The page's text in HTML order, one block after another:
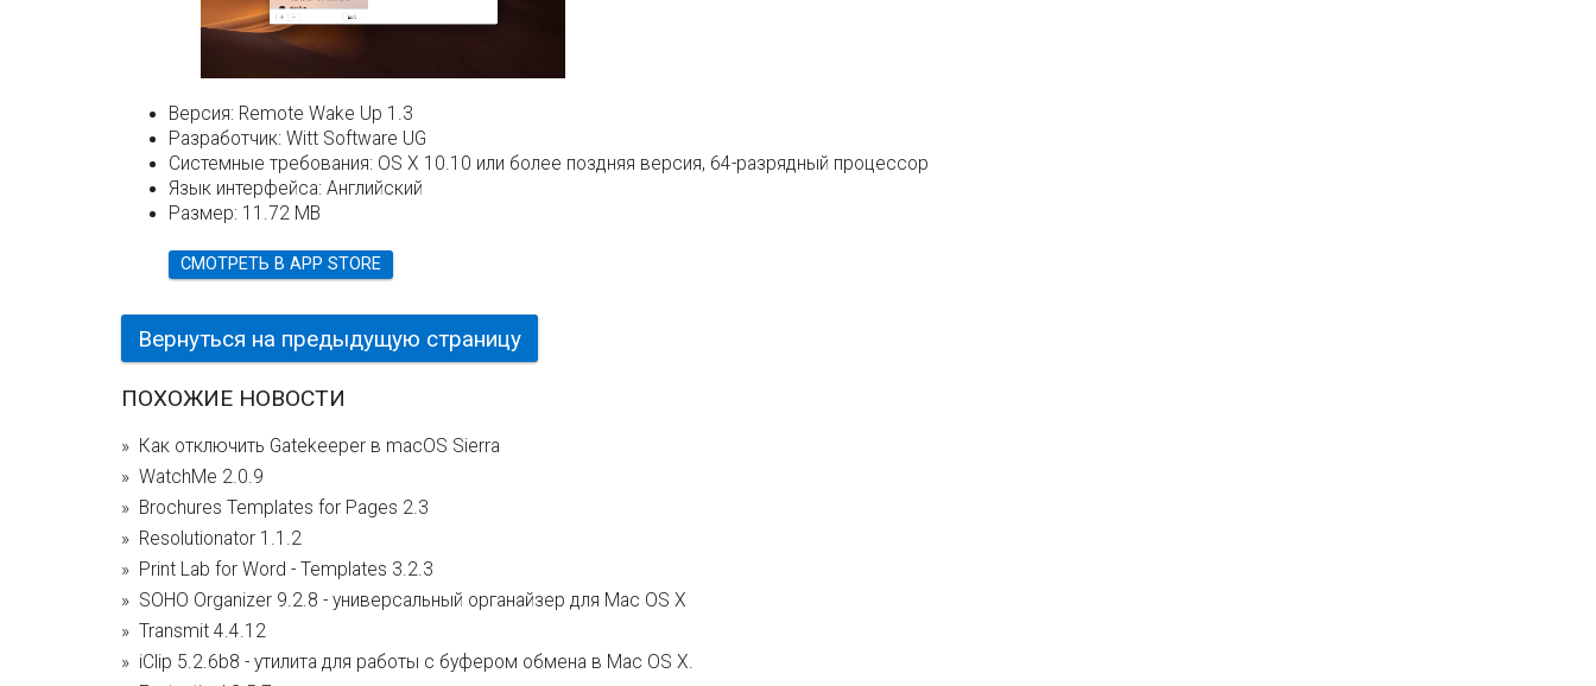
Версия: Remote Wake Up 1.3
Разработчик: Witt Software UG
Системные требования: OS X 10.10 или более поздняя версия, 64-разрядный процессор
Язык интерфейса: Английский
Размер: 11.72 MB
СМОТРЕТЬ В APP STORE
Вернуться на предыдущую страницу
ПОХОЖИЕ НОВОСТИ
Как отключить Gatekeeper в macOS Sierra
WatchMe 2.0.9
Brochures Templates for Pages 2.3
Resolutionator 1.1.2
Print Lab for Word - Templates 3.2.3
SOHO Organizer 9.2.8 - универсальный органайзер для Mac OS X
Transmit 4.4.12
iClip 5.2.6b8 - утилита для работы с буфером обмена в Mac OS X.